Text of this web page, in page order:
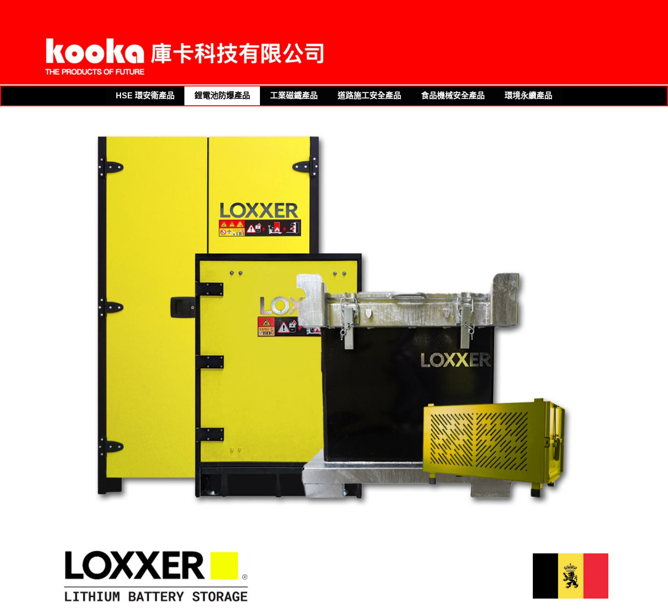
THE PRODUCTS OF FUTURE
HSE 環安衛產品 鋰電池防爆產品 工業磁鐵產品 道路施工安全產品 食品機械安全產品 環境永續產品